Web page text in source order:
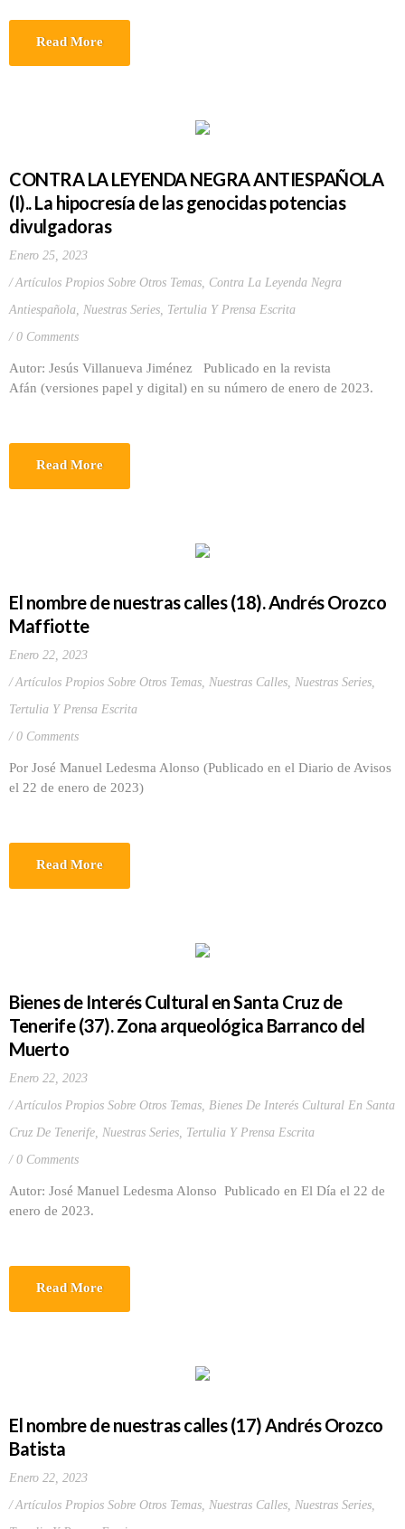
Read More
CONTRA LA LEYENDA NEGRA ANTIESPAÑOLA
(I).. La hipocresía de las genocidas potencias
divulgadoras
Enero 25, 2023
Artículos Propios Sobre Otros Temas, Contra La Leyenda Negra
Antiespañola, Nuestras Series, Tertulia Y Prensa Escrita
0 Comments
Autor: Jesús Villanueva Jiménez Publicado en la revista
Afán (versiones papel y digital) en su número de enero de 2023.
Read More
El nombre de nuestras calles (18). Andrés Orozco
Maffiotte
Enero 22, 2023
Artículos Propios Sobre Otros Temas, Nuestras Calles, Nuestras Series,
Tertulia Y Prensa Escrita
0 Comments
Por José Manuel Ledesma Alonso (Publicado en el Diario de Avisos
el 22 de enero de 2023)
Read More
Bienes de Interés Cultural en Santa Cruz de
Tenerife (37). Zona arqueológica Barranco del
Muerto
Enero 22, 2023
Artículos Propios Sobre Otros Temas, Bienes De Interés Cultural En Santa
Cruz De Tenerife, Nuestras Series, Tertulia Y Prensa Escrita
0 Comments
Autor: José Manuel Ledesma Alonso Publicado en El Día el 22 de
enero de 2023.
Read More
El nombre de nuestras calles (17) Andrés Orozco
Batista
Enero 22, 2023
Artículos Propios Sobre Otros Temas, Nuestras Calles, Nuestras Series,